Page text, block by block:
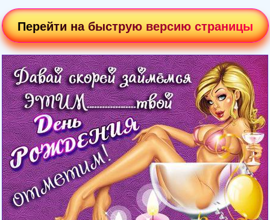
Перейти на быструю версию страницы
Загрузка картинки...